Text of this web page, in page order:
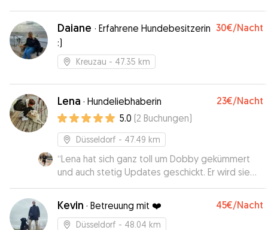
vertrauensvolle Hände geben und kann Corinna
als Hundesitterin definitiv empfehlen. ”
Daiane · Erfahrene Hundebesitzerin
:)
30€/Nacht
Kreuzau - 47.35 km
Lena · Hundeliebhaberin 23€/Nacht
5.0 (2 Buchungen)
Düsseldorf - 47.49 km
“Lena hat sich ganz toll um Dobby gekümmert
und auch stetig Updates geschickt. Er wird sie
ganz bestimmt öfters besuchen. ☺️”
Kevin · Betreuung mit ❤️ 45€/Nacht
Düsseldorf - 48.04 km